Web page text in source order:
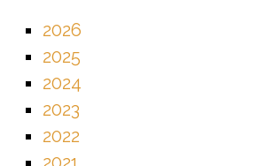
2026
2025
2024
2023
2022